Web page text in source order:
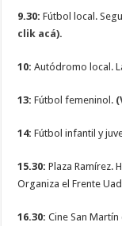
9.30: Fútbol local.
clik acá).
10:Autódromo local.
13:Fútbol femeninol.
14:Fútbol infantil y
15.30: Plaza Ramírez.
Organiza el Frente
16.30:Cine San Martín